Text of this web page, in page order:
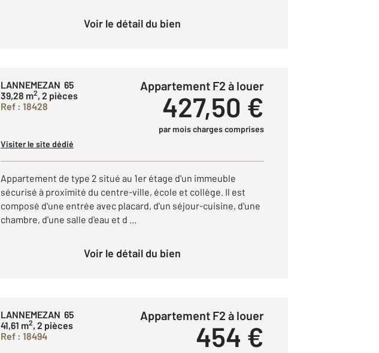
Voir le détail du bien
LANNEMEZAN 65
39,28 m2, 2 pièces
Ref : 18428
Appartement F2 à louer
427,50 €
par mois charges comprises
Visiter le site dédié
Appartement de type 2 situé au 1er étage d'un immeuble
sécurisé à proximité du centre-ville, école et collège. Il est
composé d'une entrée avec placard, d'un séjour-cuisine, d'une
chambre, d'une salle d'eau et d ...
Voir le détail du bien
LANNEMEZAN 65
41,61 m2, 2 pièces
Ref : 18494
Appartement F2 à louer
454 €